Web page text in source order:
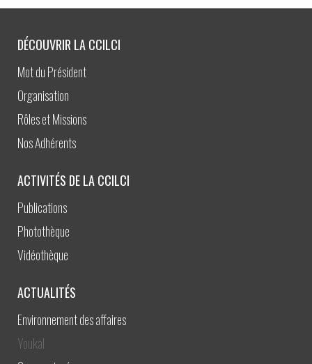
DÉCOUVRIR LA CCILCI
Mot du Président
Organisation
Rôles et Missions
Nos Adhérents
ACTIVITÉS DE LA CCILCI
Publications
Photothèque
Vidéothèque
ACTUALITÉS
Environnement des affaires
Youkal